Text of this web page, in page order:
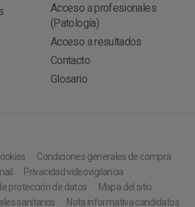
Acceso a profesionales
(Patología)
Acceso a resultados
Contacto
Glosario
Condiciones generales de compra
Privacidad videovigilancia
protección de datos
Mapa del sitio
sanitarios
Nota informativa candidatos